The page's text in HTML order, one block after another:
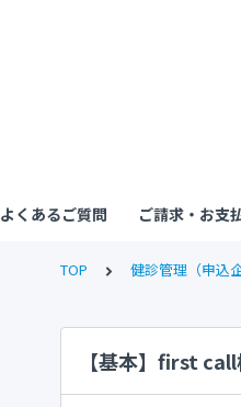
よくあるご質問 ご請求・お支
TOP 健診管理（申込
【基本】first